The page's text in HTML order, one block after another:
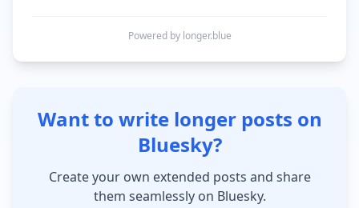
Powered by longer.blue
Want to write longer posts on
Bluesky?
Create your own extended posts and share
them seamlessly on Bluesky.